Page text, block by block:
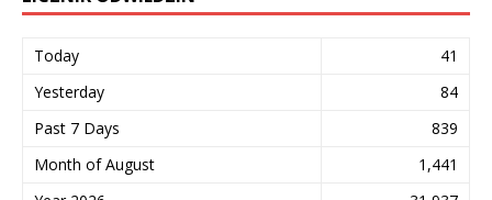
Today
41
Yesterday
84
Past 7 Days
839
Month of August
1,441